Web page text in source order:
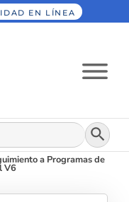
EN LÍNEA
Botón
a Programas de
V6